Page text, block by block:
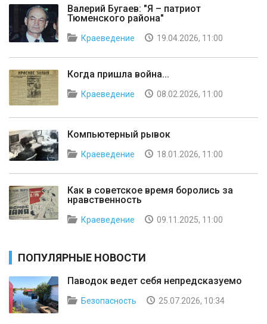
Валерий Бугаев: "Я – патриот
Тюменского района"
Краеведение 19.04.2026, 11:00
Когда пришла война...
Краеведение 08.02.2026, 11:00
Компьютерный рывок
Краеведение 18.01.2026, 11:00
Как в советское время боролись за
нравственность
Краеведение 09.11.2025, 11:00
ПОПУЛЯРНЫЕ НОВОСТИ
Паводок ведет себя непредсказуемо
Безопасность 25.07.2026, 10:34